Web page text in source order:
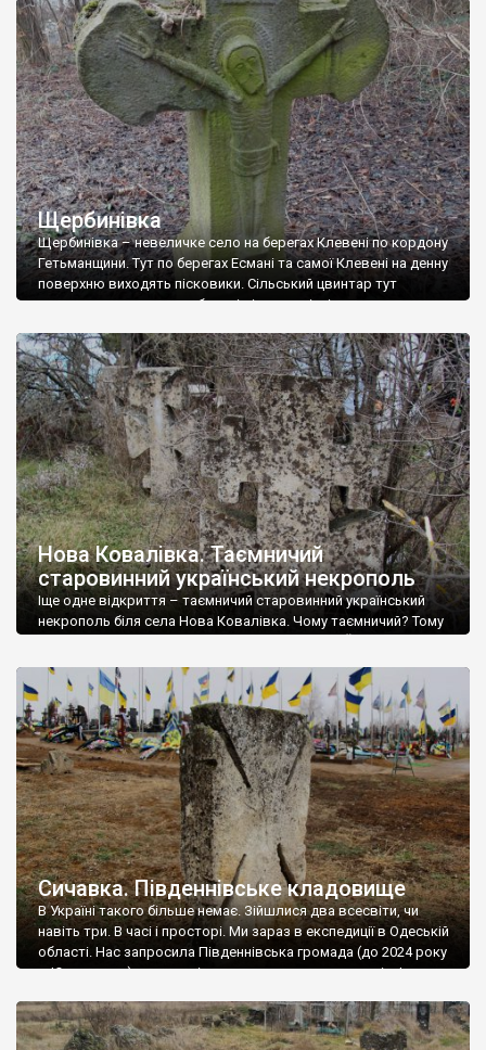
старовинний цвинтар із кам’яними хрестами. Всі епітафії, які
збереглися, написані кирилицею, церковнослов’янською
мовою. За всіма традиційними ознаками – цвинтар
український. Хрести датуються 19 століттям. У 1924-1940
роках Болган […]
Щербинівка
Щербинівка – невеличке село на берегах Клевені по кордону
Гетьманщини. Тут по берегах Есмані та самої Клевені на денну
поверхню виходять пісковики. Сільський цвинтар тут
знаходиться на самому березі річки на місці давнього
маленькому селі стільки старовинних хрестів? Все тому, що
неподалік знаходився один із осередків їх […]
Нова Ковалівка. Таємничий
старовинний український некрополь
Іще одне відкриття – таємничий старовинний український
некрополь біля села Нова Ковалівка. Чому таємничий? Тому
розташований серед поля, не при селі, належав до сусідньої
Ковалівки, яку заснували у 1805 році, можливо і козаки-
нерубаї. Але до Ковалівки, […]
Сичавка. Південнівське кладовище
В Україні такого більше немає. Зійшлися два всесвіти, чи
навіть три. В часі і просторі. Ми зараз в експедиції в Одеській
області. Нас запросила Південнівська громада (до 2024 року
– Южненська) для дослідження козацьких цвинтарів. І ось
кладовище громади, ми побачили ці козацькі хрести.
Унікальний синтез. Цікаво, що […]